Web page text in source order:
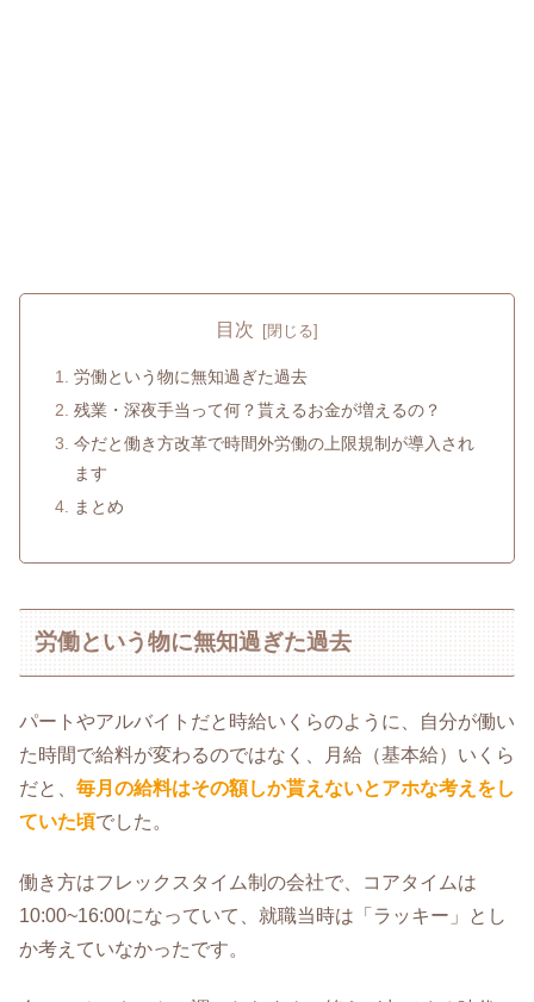
目次
労働という物に無知過ぎた過去
残業・深夜手当って何？貰えるお金が増えるの？
今だと働き方改革で時間外労働の上限規制が導入され
ます
まとめ
労働という物に無知過ぎた過去
パートやアルバイトだと時給いくらのように、自分が働い
た時間で給料が変わるのではなく、月給（基本給）いくら
だと、 毎月の給料はその額しか貰えないとアホな考えをし
ていた頃でした。
働き方はフレックスタイム制の会社で、コアタイムは
10:00~16:00になっていて、就職当時は「ラッキー」とし
か考えていなかったです。